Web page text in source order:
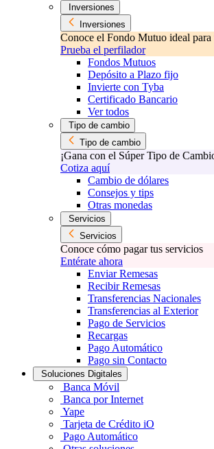
Inversiones
Inversiones
Conoce el Fondo Mutuo ideal para
Prueba el perfilador
Fondos Mutuos
Depósito a Plazo fijo
Invierte con Tyba
Certificado Bancario
Ver todos
Tipo de cambio
Tipo de cambio
¡Gana con el Súper Tipo de
Cotiza aquí
Cambio de dólares
Consejos y tips
Otras monedas
Servicios
Servicios
Conoce cómo pagar tus servicios
Entérate ahora
Enviar Remesas
Recibir Remesas
Transferencias Nacionales
Transferencias al Exterior
Pago de Servicios
Recargas
Pago Automático
Pago sin Contacto
Soluciones Digitales
Banca Móvil
Banca por Internet
Yape
Tarjeta de Crédito iO
Pago Automático